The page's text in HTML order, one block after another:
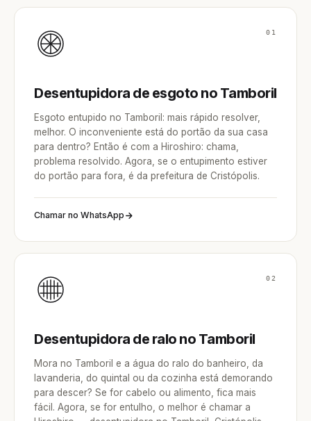
01
Desentupidora de esgoto no Tamboril
Esgoto entupido no Tamboril: mais rápido resolver,
melhor. O inconveniente está do portão da sua casa
para dentro? Então é com a Hiroshiro: chama,
problema resolvido. Agora, se o entupimento estiver
do portão para fora, é da prefeitura de Cristópolis.
Chamar no WhatsApp
02
Desentupidora de ralo no Tamboril
Mora no Tamboril e a água do ralo do banheiro, da
lavanderia, do quintal ou da cozinha está demorando
para descer? Se for cabelo ou alimento, fica mais
fácil. Agora, se for entulho, o melhor é chamar a